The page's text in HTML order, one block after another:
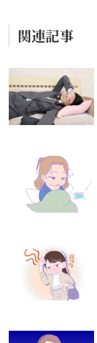
関連記事